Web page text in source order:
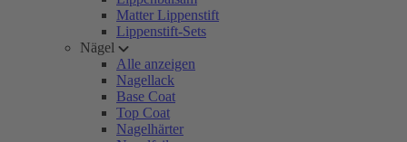
Matter Lippenstift
Lippenstift-Sets
Nägel
Alle anzeigen
Nagellack
Base Coat
Top Coat
Nagelhärter